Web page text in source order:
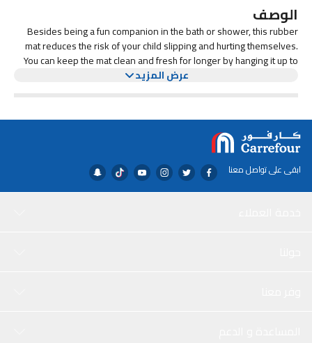
الوصف
Besides being a fun companion in the bath or shower, this rubber
mat reduces the risk of your child slipping and hurting themselves.
You can keep the mat clean and fresh for longer by hanging it up to
dry after you’ve used it. The holes in the mat are perfect for hanging.
عرض المزيد
ابقى على تواصل معنا